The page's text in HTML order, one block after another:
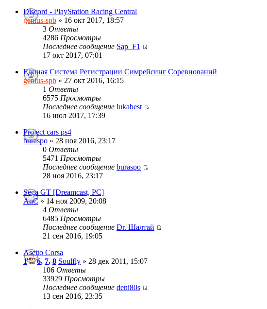
Discord - PlayStation Racing Central
genius-spb » 16 окт 2017, 18:57
3 Ответы
4286 Просмотры
Последнее сообщение Sap_F1
17 окт 2017, 07:01
Единая Система Регистрации Симрейсинг Соревнований
genius-spb » 27 окт 2016, 16:15
1 Ответы
6575 Просмотры
Последнее сообщение lukabest
16 июл 2017, 17:39
Project cars ps4
buraspo » 28 ноя 2016, 23:17
0 Ответы
5471 Просмотры
Последнее сообщение buraspo
28 ноя 2016, 23:17
Sega GT [Dreamcast, PC]
AnC » 14 ноя 2009, 20:08
4 Ответы
6485 Просмотры
Последнее сообщение Dr. Шалтай
21 сен 2016, 19:05
Asetto Corsa
1...6, 7, 8 Soulfly » 28 дек 2011, 15:07
106 Ответы
33929 Просмотры
Последнее сообщение deni80s
13 сен 2016, 23:35